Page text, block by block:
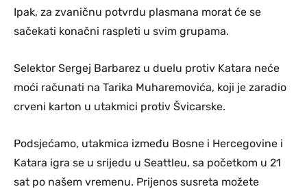
Ipak, za zvaničnu potvrdu plasmana morat će se
sačekati konačni raspleti u svim grupama.
Selektor Sergej Barbarez u duelu protiv Katara neće
moći računati na Tarika Muharemovića, koji je zaradio
crveni karton u utakmici protiv Švicarske.
Podsjećamo, utakmica između Bosne i Hercegovine i
Katara igra se u srijedu u Seattleu, sa početkom u 21
sat po našem vremenu. Prijenos susreta možete